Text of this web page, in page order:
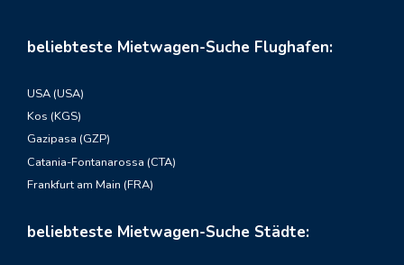
beliebteste Mietwagen-Suche Flughafen:
USA (USA)
Kos (KGS)
Gazipasa (GZP)
Catania-Fontanarossa (CTA)
Frankfurt am Main (FRA)
beliebteste Mietwagen-Suche Städte: